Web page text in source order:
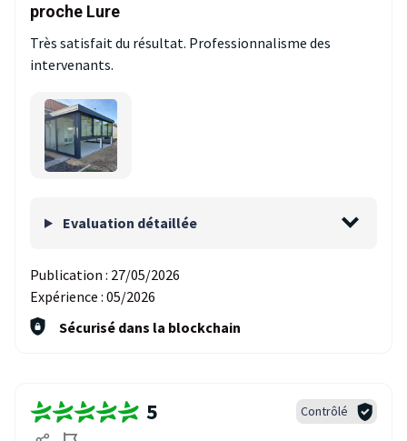
proche Lure
Très satisfait du résultat. Professionnalisme des
intervenants.
Evaluation détaillée
Publication : 27/05/2026
Expérience : 05/2026
Sécurisé dans la blockchain
5 Contrôlé